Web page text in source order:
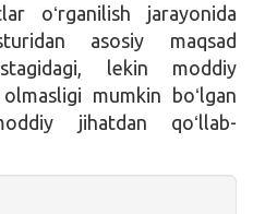
oʻrganilish jarayonida
asosiy maqsad
lekin moddiy
mumkin boʻlgan
jihatdan qoʻllab-